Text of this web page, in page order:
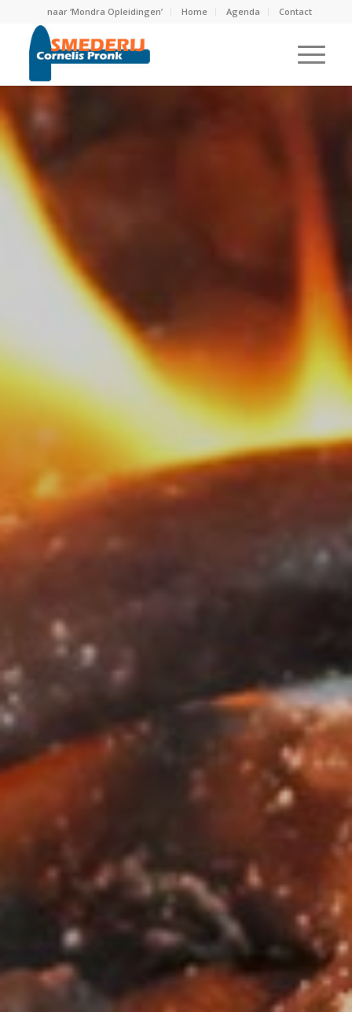
naar ‘Mondra Opleidingen’ Home Agenda Contact